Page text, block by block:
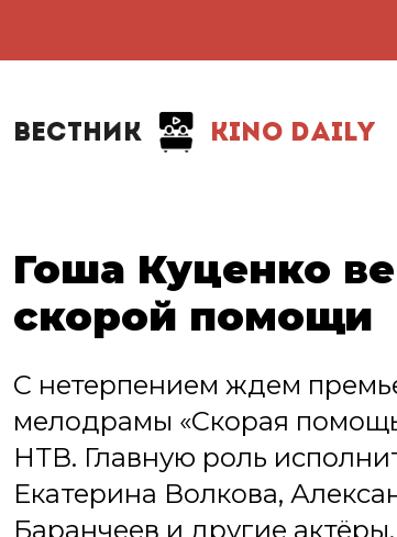
ВЕСТНИК KINO DAILY
Гоша Куценко
скорой помощи
С нетерпением ждем
мелодрамы «Скорая
НТВ. Главную роль
Екатерина Волкова,
Баранчеев и другие